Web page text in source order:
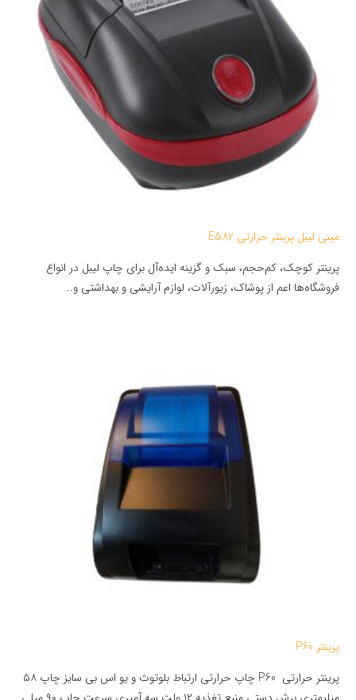
مینی لیبل پرینتر حرارتی E582
پرینتر کوچک، کم‌حجم، سبک و گزینه ایده‌آل برای چاپ لیبل در انواع
فروشگاه‌ها اعم از پوشاک، زیورآلات، لوازم آرایشی و بهداشتی و..
پرینتر P60
پرینتر حرارتی P60 چاپ حرارتی ارتباط بلوتوث و یو اس بی سایز چاپ ۵۸